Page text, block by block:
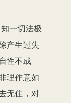
一切法极
产生过失
性不成
理作意如
无住，对